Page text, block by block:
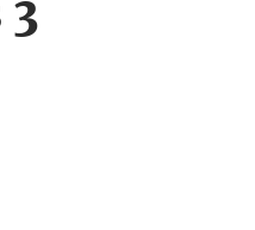
3